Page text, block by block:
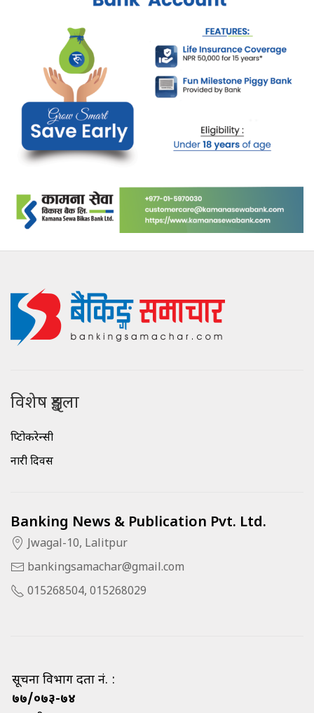
विशेष शृङ्खला
क्रिप्टोकरेन्सी
नारी दिवस
Banking News & Publication Pvt. Ltd.
Jwagal-10, Lalitpur
bankingsamachar@gmail.com
015268504, 015268029
सूचना विभाग दर्ता नं. :
७७/०७३-७४